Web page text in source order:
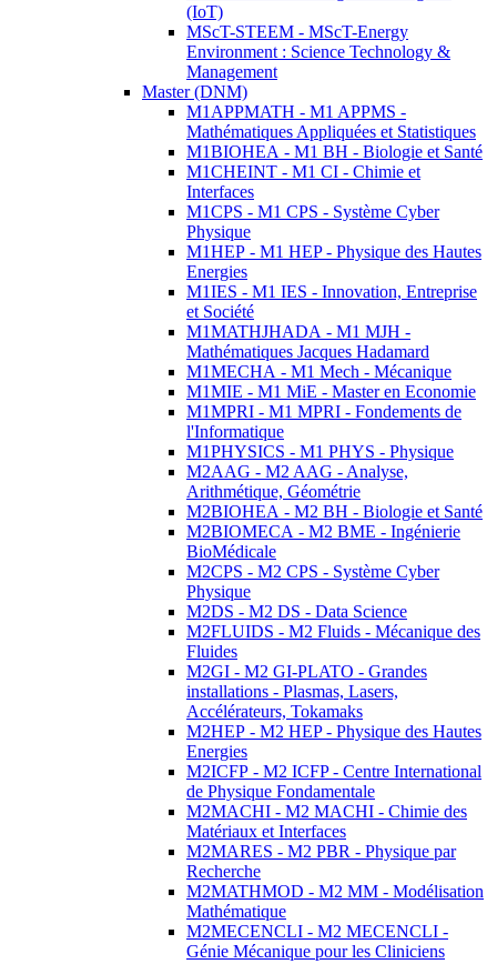
(IoT)
MScT-STEEM - MScT-Energy
Environment : Science Technology &
Management
Master (DNM)
M1APPMATH - M1 APPMS -
Mathématiques Appliquées et Statistiques
M1BIOHEA - M1 BH - Biologie et Santé
M1CHEINT - M1 CI - Chimie et
Interfaces
M1CPS - M1 CPS - Système Cyber
Physique
M1HEP - M1 HEP - Physique des Hautes
Energies
M1IES - M1 IES - Innovation, Entreprise
et Société
M1MATHJHADA - M1 MJH -
Mathématiques Jacques Hadamard
M1MECHA - M1 Mech - Mécanique
M1MIE - M1 MiE - Master en Economie
M1MPRI - M1 MPRI - Fondements de
l'Informatique
M1PHYSICS - M1 PHYS - Physique
M2AAG - M2 AAG - Analyse,
Arithmétique, Géométrie
M2BIOHEA - M2 BH - Biologie et Santé
M2BIOMECA - M2 BME - Ingénierie
BioMédicale
M2CPS - M2 CPS - Système Cyber
Physique
M2DS - M2 DS - Data Science
M2FLUIDS - M2 Fluids - Mécanique des
Fluides
M2GI - M2 GI-PLATO - Grandes
installations - Plasmas, Lasers,
Accélérateurs, Tokamaks
M2HEP - M2 HEP - Physique des Hautes
Energies
M2ICFP - M2 ICFP - Centre International
de Physique Fondamentale
M2MACHI - M2 MACHI - Chimie des
Matériaux et Interfaces
M2MARES - M2 PBR - Physique par
Recherche
M2MATHMOD - M2 MM - Modélisation
Mathématique
M2MECENCLI - M2 MECENCLI -
Génie Mécanique pour les Cliniciens